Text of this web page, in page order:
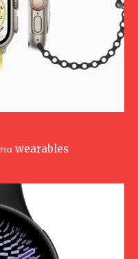
στα wearables